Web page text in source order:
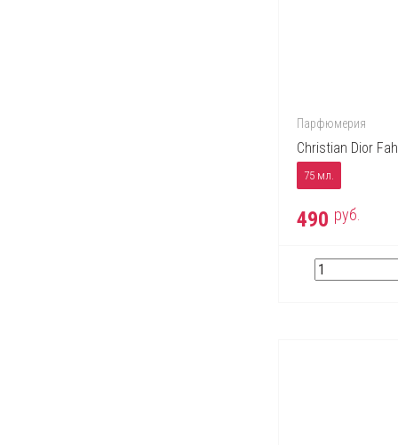
Парфюмерия
Christian Dior
75 мл.
490 руб.